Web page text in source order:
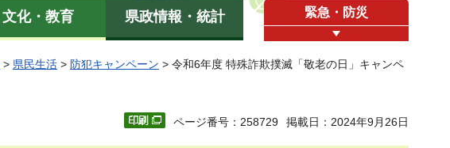
文化・教育 県政情報・統計 緊急・防災
> 県民生活 > 防犯キャンペーン > 令和6年度 特殊詐欺撲滅「敬老の日」キャンペ
ページ番号：258729 掲載日：2024年9月26日